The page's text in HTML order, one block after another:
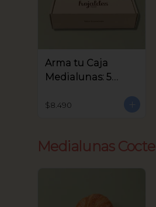
Arma tu Caja
Medialunas: 5
$8.490
Medialunas Coctel